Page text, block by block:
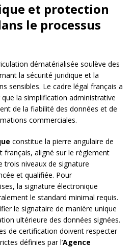
et protection
le processus
dématérialisée soulève des
la sécurité juridique et la
sensibles. Le cadre légal français a
la simplification administrative
de la fiabilité des données et de
commerciales.
constitue la pierre angulaire de
français, aligné sur le règlement
trois niveaux de signature
et qualifiée. Pour
la signature électronique
le standard minimal requis.
le signataire de manière unique
ultérieure des données signées.
de certification doivent respecter
définies par l’Agence